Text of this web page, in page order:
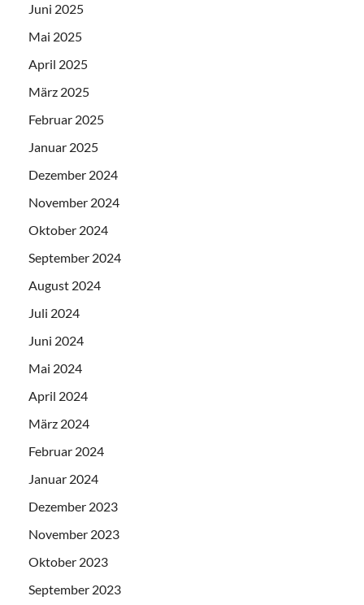
Juni 2025
Mai 2025
April 2025
März 2025
Februar 2025
Januar 2025
Dezember 2024
November 2024
Oktober 2024
September 2024
August 2024
Juli 2024
Juni 2024
Mai 2024
April 2024
März 2024
Februar 2024
Januar 2024
Dezember 2023
November 2023
Oktober 2023
September 2023